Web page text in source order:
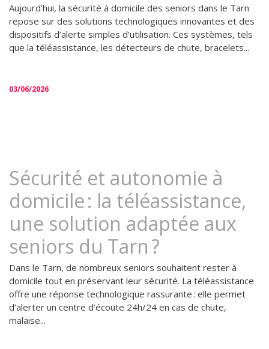
Aujourd’hui, la sécurité à domicile des seniors dans le Tarn
repose sur des solutions technologiques innovantes et des
dispositifs d’alerte simples d’utilisation. Ces systèmes, tels
que la téléassistance, les détecteurs de chute, bracelets...
03/06/2026
Sécurité et autonomie à
domicile : la téléassistance,
une solution adaptée aux
seniors du Tarn ?
Dans le Tarn, de nombreux seniors souhaitent rester à
domicile tout en préservant leur sécurité. La téléassistance
offre une réponse technologique rassurante : elle permet
d’alerter un centre d’écoute 24h/24 en cas de chute,
malaise...